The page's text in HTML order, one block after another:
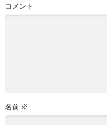
コメント
名前 ※